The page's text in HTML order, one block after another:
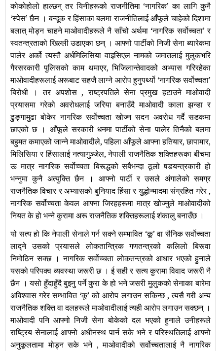
कोकोहोलो हाल्छन् तर यिनीहरूको राजनीतिमा ‘नागरिक’ का लागि कुनै
‘स्पेस’ छैन । बन्दूक र हिंसाका बलमा राजनीतिलाई आँफूले चाहेको दिशामा
बलात् मोड्न चाहने माओवादीहरूले नै साँचो अर्थमा ‘नागरिक सर्वोच्चता’ र
स्वतन्त्रताको खिल्ली उडाएका छन् । आफ्नो पार्टीको निजी सेना ब्यारेकमा
पालेर अर्को त्यस्तै अर्धमिलिसिया वाइसिएल नामको जमातलाई मुलुकभरि
गैरसरकारी पुलिसको काम थमाएर, भिजिलान्तेवादको अभ्यास गरिरहेका
माओवादीहरूलाई अरूबाट सहजै लाग्ने आरोप हुनुपर्थ्यो ‘नागरिक सर्वोच्चता’
बिरोधी । तर अपशोस , राष्ट्रपतिले सेना प्रमुख हटाउने माओवादी
प्रयासमा गरेको अवरोधलाई जरिया बनाउँदै माओवादी काला झन्डा र
ढुङ्गामुढा बोकेर नागरिक सर्वोच्चता खोज्न सदन अवरोध गर्दै सडकमा
छाएको छ । आँफूले सरकारी धनमा पार्टीको सेना पालेर तिनैको बलमा
बहुमत कमाएको जान्ने माओवादीले, पहिला आँफूले आफ्ना हतियार, छापामार,
मिलिसिया र हिंसालाई नत्यागुञ्जेल, नेपाली राजनैतिक शक्तिहरूका बीचमा
ऊ मात्र नागरिक सर्वोच्चता बिरूद्धको सबैभन्दा ठूलो षडयन्त्रकारी हो
भन्नुमा कुनै अत्युक्ति छैन । आफ्नो पार्टी र उसले अंगालेको समग्र
राजनैतिक विचार रअभ्यासको बुनियाद हिंसा र युद्धोन्मादमा संग्रहित गरेर ,
नागरिक सर्वोच्चता केवल आफ्ना जिरहहरूमा मात्र खोज्नुले माओवादीको
नियत के हो भन्ने कुरामा अरू राजनैतिक शक्तिहरूलाई शंकालु बनाउँछ ।
यो सत्य हो किनेपाली सेनाले गर्न सक्ने सम्भावित ‘कू’ वा सैनिक सर्वोच्चता
लाद्ने उसको प्रयासले लोकतान्त्रिक गणतन्त्रको कलिलो बिरूवा
निमोठिन सक्छ । नागरिक सर्वोच्चता लोकतन्त्रको आधार भएको हुनाले
यसको परिपक्व व्यवस्था जरूरी छ । ई सही र सत्य कुरामा विवाद जरूरी नै
छैन । यसो हुँदाहुँदै बुझ्नु पर्ने कुरा के हो भने जसरी मुलुकको सेनाका बारेमा
अविश्वास गरेर सम्भावित ‘कू’ को आरोप लगाउन सकिन्छ , त्यसै गरी अन्य
राजनैतिक शक्ति वा दलहरूले माओवादीलाई त्यही आरोप लगाउन सक्छन् ।
माओवादी पनि आफ्नो निजी सेना बोकेको दल भएको हुनाले उनीहरूले
राष्ट्रिय सेनालाई आफ्नो अधीनस्थ पार्न सके भने र परिस्थतिलाई आफ्नो
अनुकूलतामा मोड्न सके भने , माओवादीको सर्वोच्चतालाई नै नागरिक